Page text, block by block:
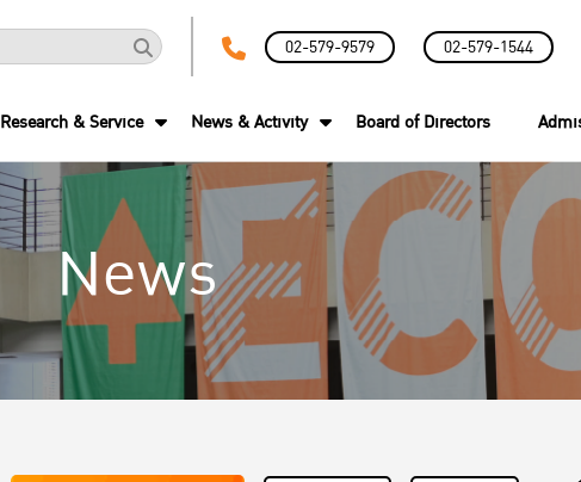
02-579-9579 02-579-1544
Research & Service News & Activity Board of Directors
News